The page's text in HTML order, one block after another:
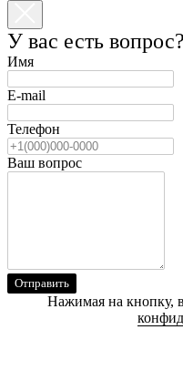
У вас есть вопрос?
Имя
E-mail
Телефон
Ваш вопрос
Отправить
Нажимая на кнопку,